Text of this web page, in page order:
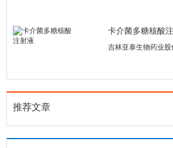
卡介菌多糖核酸
吉林亚泰生物药业股
推荐文章